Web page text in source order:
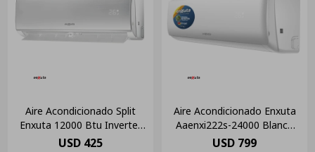
Aire Acondicionado Split
Enxuta 12000 Btu Inverter
Frío Calor Blanco
USD 425
Aire Acondicionado Enxuta
Aaenxi222s-24000 Blanco
220v
USD 799